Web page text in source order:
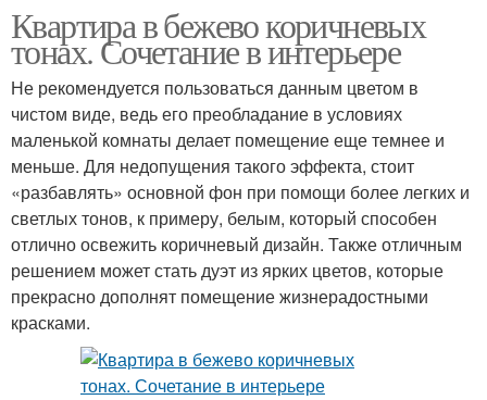
Квартира в бежево коричневых
тонах. Сочетание в интерьере
Не рекомендуется пользоваться данным цветом в
чистом виде, ведь его преобладание в условиях
маленькой комнаты делает помещение еще темнее и
меньше. Для недопущения такого эффекта, стоит
«разбавлять» основной фон при помощи более легких и
светлых тонов, к примеру, белым, который способен
отлично освежить коричневый дизайн. Также отличным
решением может стать дуэт из ярких цветов, которые
прекрасно дополнят помещение жизнерадостными
красками.